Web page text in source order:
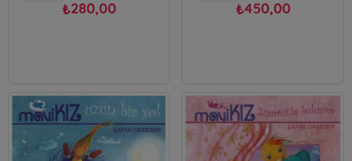
₺280,00 ₺450,00